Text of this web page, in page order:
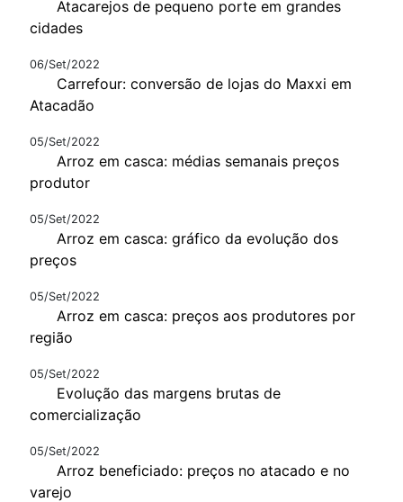
Atacarejos de pequeno porte em grandes
cidades
06/Set/2022
Carrefour: conversão de lojas do Maxxi em
Atacadão
05/Set/2022
Arroz em casca: médias semanais preços
produtor
05/Set/2022
Arroz em casca: gráfico da evolução dos
preços
05/Set/2022
Arroz em casca: preços aos produtores por
região
05/Set/2022
Evolução das margens brutas de
comercialização
05/Set/2022
Arroz beneficiado: preços no atacado e no
varejo